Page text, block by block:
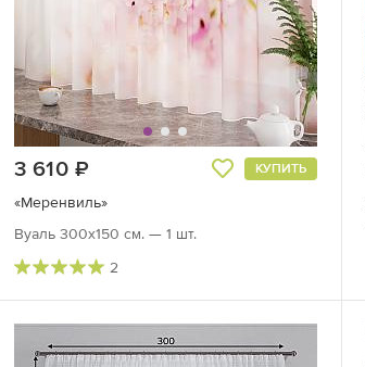
3 610 КУПИТЬ
«Меренвиль»
Вуаль 300х150 см. — 1 шт.
2